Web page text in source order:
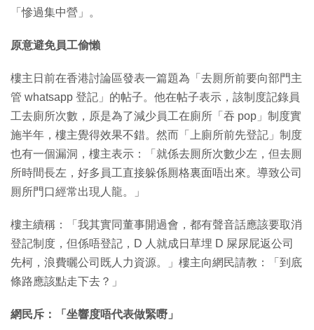
「慘過集中營」。
原意避免員工偷懶
樓主日前在香港討論區發表一篇題為「去厠所前要向部門主
管 whatsapp 登記」的帖子。他在帖子表示，該制度記錄員
工去廁所次數，原是為了減少員工在廁所「吞 pop」制度實
施半年，樓主覺得效果不錯。然而「上廁所前先登記」制度
也有一個漏洞，樓主表示：「就係去厠所次數少左，但去厠
所時間長左，好多員工直接躲係厠格裏面唔出來。導致公司
厠所門口經常出現人龍。」
樓主續稱：「我其實同董事開過會，都有聲音話應該要取消
登記制度，但係唔登記，D 人就成日草埋 D 屎尿屁返公司
先柯，浪費曬公司既人力資源。」樓主向網民請教：「到底
條路應該點走下去？」
網民斥：「坐響度唔代表做緊嘢」